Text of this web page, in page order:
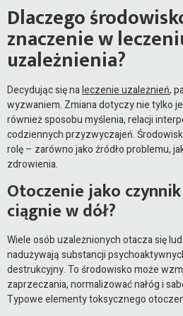
Dlaczego
znaczenie w
uzależnienia?
Decydując się naleczenie uzależnień,
wyzwaniem. Zmiana dotyczy nie tylko
również sposobu myślenia, relacji
codziennych przyzwyczajeń.
rolę – zarówno jako źródło problemu,
zdrowienia.
Otoczenie jako
ciągnie w dół?
Wiele osób uzależnionych otacza się
nadużywają substancji
destrukcyjny. To środowisko może
zaprzeczania, normalizować nałóg i
Typowe elementy toksycznego